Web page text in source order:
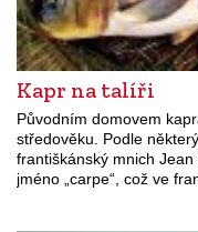
Kapr na talíři
Původním domovem
středověku. Podle
františkánský mnich
jméno „carpe“, což ve